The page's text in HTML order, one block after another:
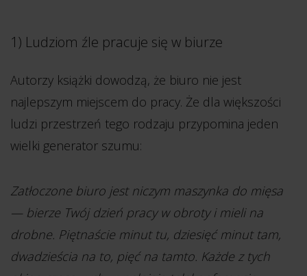
1) Ludziom źle pracuje się w biurze
Autorzy książki dowodzą, że biuro nie jest
najlepszym miejscem do pracy. Że dla większości
ludzi przestrzeń tego rodzaju przypomina jeden
wielki generator szumu:
Zatłoczone biuro jest niczym maszynka do mięsa
— bierze Twój dzień pracy w obroty i mieli na
drobne. Piętnaście minut tu, dziesięć minut tam,
dwadzieścia na to, pięć na tamto. Każde z tych